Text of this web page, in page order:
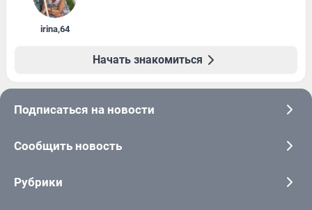
irina,64
Начать знакомиться
Подписаться на новости
Сообщить новость
Рубрики